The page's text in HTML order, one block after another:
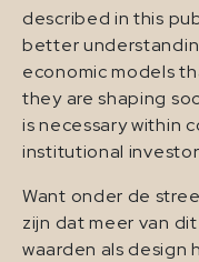
described in this
better
economic models
they are shaping
is necessary within
institutional
Want onder de
zijn dat meer van
waarden als design